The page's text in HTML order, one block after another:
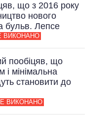
що з 2016 року
нового
бульв. Лепсе
ВИКОНАНО
пообіцяв, що
і мінімальна
становити до
ВИКОНАНО